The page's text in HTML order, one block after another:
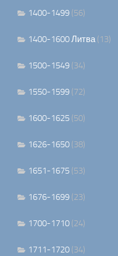
1400-1499 (56)
1400-1600 Литва(13)
1500-1549 (34)
1550-1599 (72)
1600-1625 (50)
1626-1650 (38)
1651-1675 (53)
1676-1699 (23)
1700-1710 (24)
1711-1720 (34)